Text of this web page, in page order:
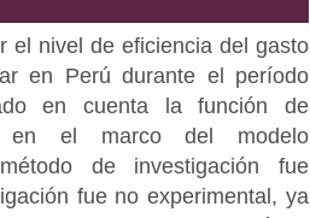
el nivel de eficiencia del gasto
en Perú durante el período
en cuenta la función de
en el marco del modelo
de investigación fue
fue no experimental, ya